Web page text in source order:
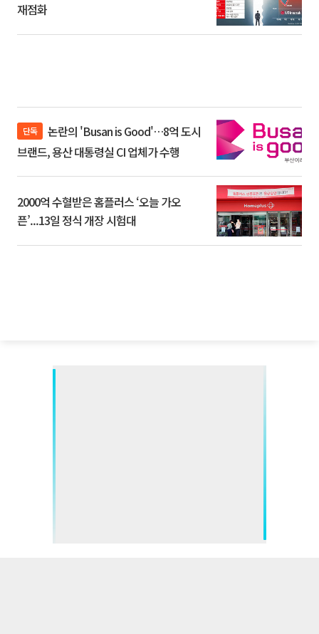
재점화
단독
브랜드, 용산 대통령실 CI 업체가 수행
2000억 수혈받은 홈플러스 ‘오늘 가오
픈’...13일 정식 개장 시험대